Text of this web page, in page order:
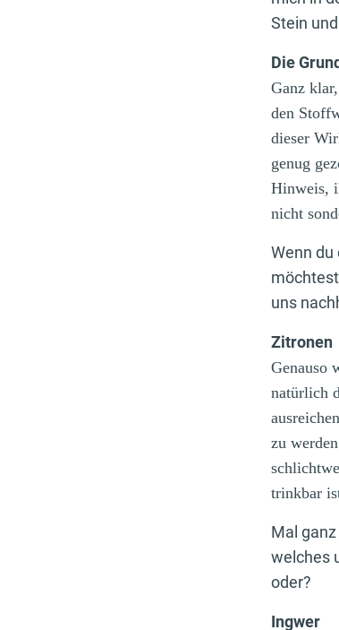
Stein
Die
Ganz
den
dieser
genug
Hinweis,
nicht
Wenn du
uns
Zitronen
Genauso
natürlich
zu
trinkbar
Mal
welches
oder?
Ingwer